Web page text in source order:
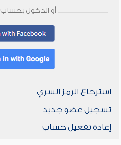
أو الدخول بحساب
استرجاع الرمز السري
تسجيل عضو جديد
إعادة تفعيل حساب